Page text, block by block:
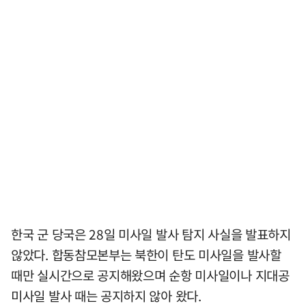
한국 군 당국은 28일 미사일 발사 탐지 사실을 발표하지
않았다. 합동참모본부는 북한이 탄도 미사일을 발사할
때만 실시간으로 공지해왔으며 순항 미사일이나 지대공
미사일 발사 때는 공지하지 않아 왔다.